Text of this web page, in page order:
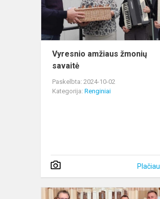
Vyresnio amžiaus žmonių
savaitė
Paskelbta: 2024-10-02
Kategorija: Renginiai
Plačiau